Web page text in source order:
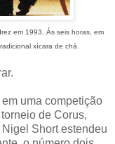
em 1993. Ás seis horas, em
xícara de chá.
uma competição
de Corus,
Short estendeu